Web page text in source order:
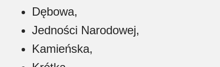
Dębowa,
Jedności Narodowej,
Kamieńska,